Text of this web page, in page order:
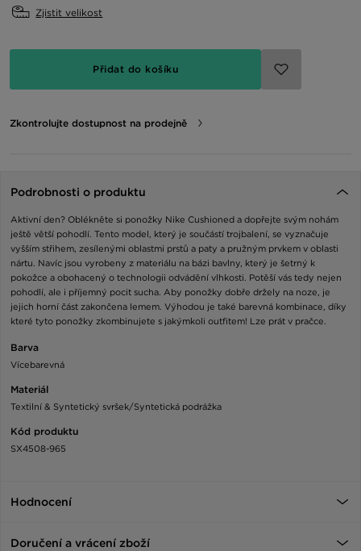
Zjistit velikost
Přidat do košíku
Zkontrolujte dostupnost na prodejně
Podrobnosti o produktu
Aktivní den? Oblékněte si ponožky Nike Cushioned a dopřejte svým nohám
ještě větší pohodlí. Tento model, který je součástí trojbalení, se vyznačuje
vyšším střihem, zesílenými oblastmi prstů a paty a pružným prvkem v oblasti
nártu. Navíc jsou vyrobeny z materiálu na bázi bavlny, který je šetrný k
pokožce a obohacený o technologii odvádění vlhkosti. Potěší vás tedy nejen
pohodlí, ale i příjemný pocit sucha. Aby ponožky dobře držely na noze, je
jejich horní část zakončena lemem. Výhodou je také barevná kombinace, díky
které tyto ponožky zkombinujete s jakýmkoli outfitem! Lze prát v pračce.
Barva
Vícebarevná
Materiál
Textilní & Syntetický svršek/Syntetická podrážka
Kód produktu
SX4508-965
Hodnocení
Doručení a vrácení zboží